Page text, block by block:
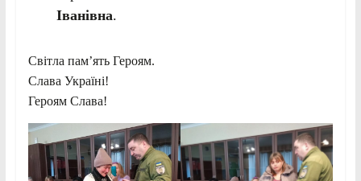
Іванівна.
Світла пам’ять Героям.
Слава Україні!
Героям Слава!